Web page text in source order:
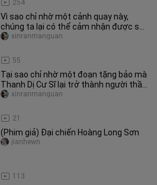
254
Vì sao chỉ nhờ một cảnh quay này,
chúng ta lại có thể cảm nhận được sự
tà ác đến mức chính nghĩa của
55
xinranmanguan
Tại sao chỉ nhờ một đoạn tặng bảo mà
Thanh Dị Cư Sĩ lại trở thành người thầy
giống sư phụ nhất?
21
xinranmanguan
(Phim giả) Đại chiến Hoàng Long Sơn
113
jianhewn